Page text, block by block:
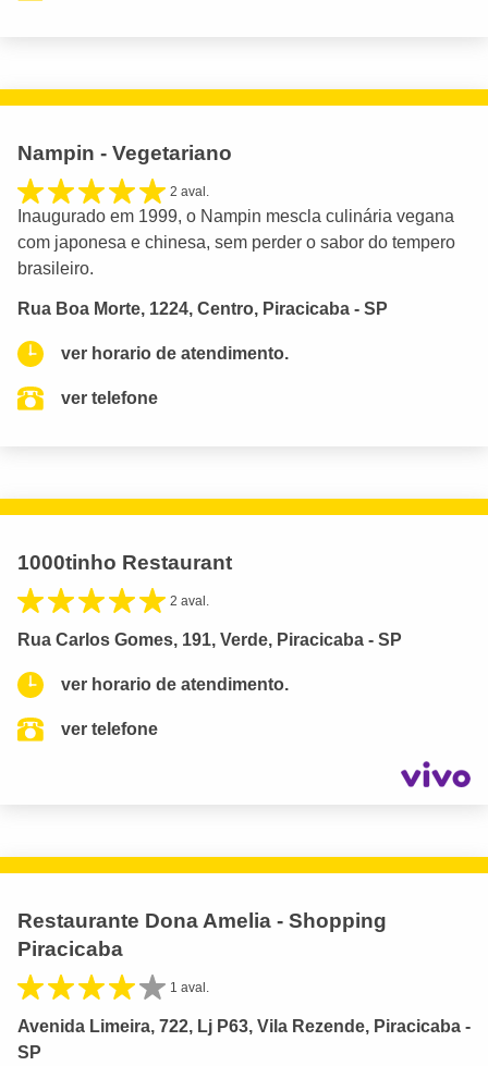
Nampin - Vegetariano
2 aval.
Inaugurado em 1999, o Nampin mescla culinária vegana
com japonesa e chinesa, sem perder o sabor do tempero
brasileiro.
Rua Boa Morte, 1224, Centro, Piracicaba - SP
ver horario de atendimento.
ver telefone
1000tinho Restaurant
2 aval.
Rua Carlos Gomes, 191, Verde, Piracicaba - SP
ver horario de atendimento.
ver telefone
Restaurante Dona Amelia - Shopping
Piracicaba
1 aval.
Avenida Limeira, 722, Lj P63, Vila Rezende, Piracicaba -
SP